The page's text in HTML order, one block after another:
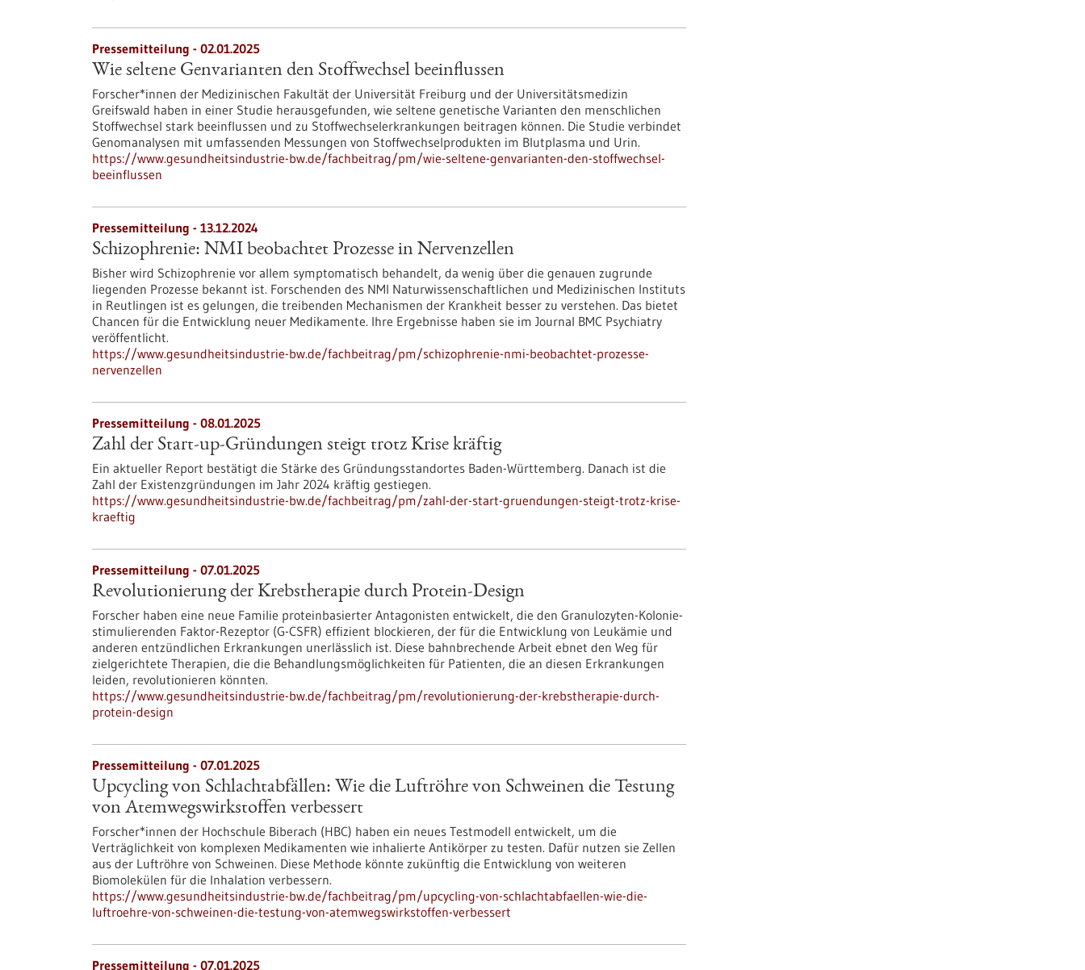
Pressemitteilung - 02.01.2025
Wie seltene Genvarianten den Stoffwechsel beeinflussen
Forscher*innen der Medizinischen Fakultät der Universität Freiburg und der Universitätsmedizin
Greifswald haben in einer Studie herausgefunden, wie seltene genetische Varianten den menschlichen
Stoffwechsel stark beeinflussen und zu Stoffwechselerkrankungen beitragen können. Die Studie verbindet
Genomanalysen mit umfassenden Messungen von Stoffwechselprodukten im Blutplasma und Urin.
https://www.gesundheitsindustrie-bw.de/fachbeitrag/pm/wie-seltene-genvarianten-den-stoffwechsel-
beeinflussen
Pressemitteilung - 13.12.2024
Schizophrenie: NMI beobachtet Prozesse in Nervenzellen
Bisher wird Schizophrenie vor allem symptomatisch behandelt, da wenig über die genauen zugrunde
liegenden Prozesse bekannt ist. Forschenden des NMI Naturwissenschaftlichen und Medizinischen Instituts
in Reutlingen ist es gelungen, die treibenden Mechanismen der Krankheit besser zu verstehen. Das bietet
Chancen für die Entwicklung neuer Medikamente. Ihre Ergebnisse haben sie im Journal BMC Psychiatry
veröffentlicht.
https://www.gesundheitsindustrie-bw.de/fachbeitrag/pm/schizophrenie-nmi-beobachtet-prozesse-
nervenzellen
Pressemitteilung - 08.01.2025
Zahl der Start-up-Gründungen steigt trotz Krise kräftig
Ein aktueller Report bestätigt die Stärke des Gründungsstandortes Baden-Württemberg. Danach ist die
Zahl der Existenzgründungen im Jahr 2024 kräftig gestiegen.
https://www.gesundheitsindustrie-bw.de/fachbeitrag/pm/zahl-der-start-gruendungen-steigt-trotz-krise-
kraeftig
Pressemitteilung - 07.01.2025
Revolutionierung der Krebstherapie durch Protein-Design
Forscher haben eine neue Familie proteinbasierter Antagonisten entwickelt, die den Granulozyten-Kolonie-
stimulierenden Faktor-Rezeptor (G-CSFR) effizient blockieren, der für die Entwicklung von Leukämie und
anderen entzündlichen Erkrankungen unerlässlich ist. Diese bahnbrechende Arbeit ebnet den Weg für
zielgerichtete Therapien, die die Behandlungsmöglichkeiten für Patienten, die an diesen Erkrankungen
leiden, revolutionieren könnten.
https://www.gesundheitsindustrie-bw.de/fachbeitrag/pm/revolutionierung-der-krebstherapie-durch-
protein-design
Pressemitteilung - 07.01.2025
Upcycling von Schlachtabfällen: Wie die Luftröhre von Schweinen die Testung
von Atemwegswirkstoffen verbessert
Forscher*innen der Hochschule Biberach (HBC) haben ein neues Testmodell entwickelt, um die
Verträglichkeit von komplexen Medikamenten wie inhalierte Antikörper zu testen. Dafür nutzen sie Zellen
aus der Luftröhre von Schweinen. Diese Methode könnte zukünftig die Entwicklung von weiteren
Biomolekülen für die Inhalation verbessern.
https://www.gesundheitsindustrie-bw.de/fachbeitrag/pm/upcycling-von-schlachtabfaellen-wie-die-
luftroehre-von-schweinen-die-testung-von-atemwegswirkstoffen-verbessert
Pressemitteilung - 07.01.2025